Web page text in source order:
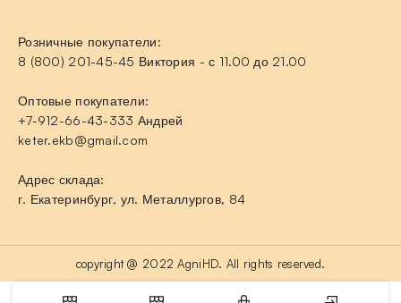
Розничные покупатели:
8 (800) 201-45-45 Виктория - с 11.00 до 21.00
Оптовые покупатели:
+7-912-66-43-333 Андрей
keter.ekb@gmail.com
Адрес склада:
г. Екатеринбург, ул. Металлургов, 84
copyright @ 2022 AgniHD. All rights reserved.